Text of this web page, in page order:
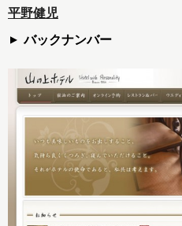
平野健児
バックナンバー